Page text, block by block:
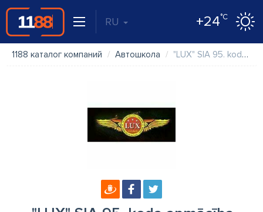
RU +24°C
1188 каталог компаний Автошкола "LUX" SIA 95. koda apmācība Rīgā